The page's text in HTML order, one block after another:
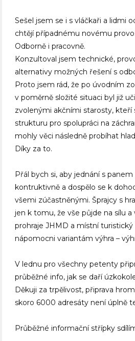
Sešel jsem se i s vláčkaři a lidmi
chtějí případnému novému
Odborně i pracovně.
Konzultoval jsem technické,
alternativy možných řešení s
Proto jsem rád, že po úvodním
v poměrně složité situaci byl již
zvolenými akčními starosty, kteří
strukturu pro spolupráci na
mohly věci následně probíhat
Díky za to.
Přál bych si, aby jednání s
kontruktivně a dospělo se k
všemi zúčastněnými. Šprajcy s
jen k tomu, že vše půjde na sílu
prohraje JHMD a místní
nápomocni variantám výhra –
V lednu pro všechny petenty
průběžné info, jak se daří
Děkuji za trpělivost, připrava
skoro 6000 adresáty není úplně
Průběžné informační střípky